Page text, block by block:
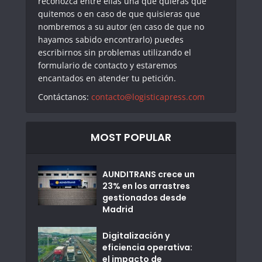
quitemos o en caso de que quisieras que
nombremos a su autor (en caso de que no
hayamos sabido encontrarlo) puedes
escribirnos sin problemas utilizando el
formulario de contacto y estaremos
encantados en atender tu petición.
Contáctanos: contacto@logisticapress.com
MOST POPULAR
AUNDITRANS crece un
23% en los arrastres
gestionados desde
Madrid
Digitalización y
eficiencia operativa:
el impacto de